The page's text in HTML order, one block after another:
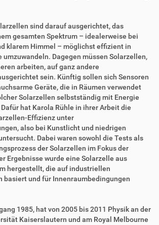
sind darauf ausgerichtet, das
gesamten Spektrum – idealerweise bei
klarem Himmel – möglichst effizient in
umzuwandeln. Dagegen müssen Solarzellen,
arbeiten, auf ganz andere
sein. Künftig sollen sich Sensoren
Geräte, die in Räumen verwendet
Solarzellen selbstständig mit Energie
hat Karola Rühle in ihrer Arbeit die
Effizienz unter
also bei Kunstlicht und niedrigen
Dabei waren sowohl die Tests als
der Solarzellen im Fokus der
Ergebnisse wurde eine Solarzelle aus
hergestellt, die auf industriellen
basiert und für Innenraumbedingungen
1985, hat von 2005 bis 2011 Physik an der
Kaiserslautern und am Royal Melbourne